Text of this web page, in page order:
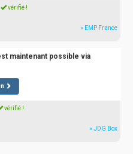
vérifié !
» EMP France
maintenant possible via
vérifié !
» JDG Box